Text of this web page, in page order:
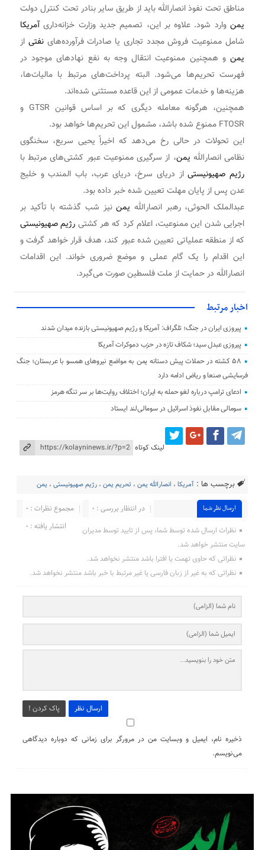
مناطق تحت نفوذ انصارالله باید از طریق سایر بنادر تحت کنترل دولت
یمنوارد شود. علاوه بر این، تصمیم جدید وزارت خزانه‌داریآمریکا
شامل ممنوعیت فروش مجدد تجاری یا صادرات فرآورده‌هاینفتی از
یمنو همچنین ممنوعیت انتقال وجه به نفع نهادهای موجود در
فهرست تحریم‌ها می‌شود. البته پرداخت‌های مرتبط با مالیات‌ها،
هزینه‌ها و خدمات عمومی از این قاعده مستثنی شده‌اند.
همچنین، هرگونه معامله دیگری که بر اساس قوانین GTSR و
FTOSR ممنوع شده باشد، مشمول این تحریم‌ها خواهد بود.
این تحولات در حالی رخ می‌دهد که اخیراً یحیی سریع، سخنگوی
نظامی انصارالله یمن، از سرگیری ممنوعیت عبور کشتی‌های مرتبط با
رژیم صهیونیستیاز دریای سرخ، دریای عرب، باب المندب و خلیج
عدن پس از پایان مهلت تعیین شده خبر داده بود.
عبدالملک الحوثی، رهبر انصارالله یمننیز شب گذشته با تأکید بر
اجرایی شدن این ممنوعیت، اعلام کرد که هر کشتی رژیم صهیونیستی
که از منطقه عملیاتی تعیین شده عبور کند، هدف قرار خواهد گرفت و
این اقدام را یک گام عملی و موضع ضروری خواند. این اقدامات
انصارالله در حمایت از ملت فلسطین صورت می‌گیرد.
اخبار مرتبط
پیروزی ایران در جنگ؛ تلگراف: آمریکا و رژیم صهیونیستی بازنده میدان شدند
پیروزی عبدل سید؛ شکاف تازه در حزب دموکرات آمریکا
۵۸ کشته در حملات پیش دستانه یمن به مواضع نیروهای همسو با عربستان؛ جنگ
فرسایشی صنعا و ریاض ادامه دارد
ادعای ترامپ درباره لغو حمله به ایران؛ اختلاف روایت‌ها بر سر تنگه هرمز
سومالی مقابل نفوذ اسرائیل در سومالی‌لند ایستاد
لینک کوتاه
برچسب ها : آمریکا ، انصارالله یمن ، تحریم یمن ،رژیم صهیونیستی ، یمن
ارسال نظر شما مجموع نظرات : 0
در انتظار بررسی : 0
انتشار یافته : ۰
نظرات ارسال شده توسط شما، پس از تایید توسط مدیران
سایت منتشر خواهد شد.
نظراتی که حاوی تهمت یا افترا باشد منتشر نخواهد شد.
نظراتی که به غیر از زبان فارسی یا غیر مرتبط با خبر باشد منتشر نخواهد شد.
ارسال نظر پاک کردن !
ذخیره نام، ایمیل و وبسایت من در مرورگر برای زمانی که دوباره دیدگاهی
می‌نویسم.